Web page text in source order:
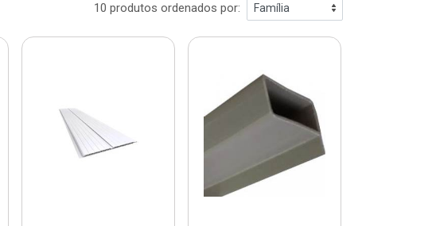
10 produtos ordenados por: